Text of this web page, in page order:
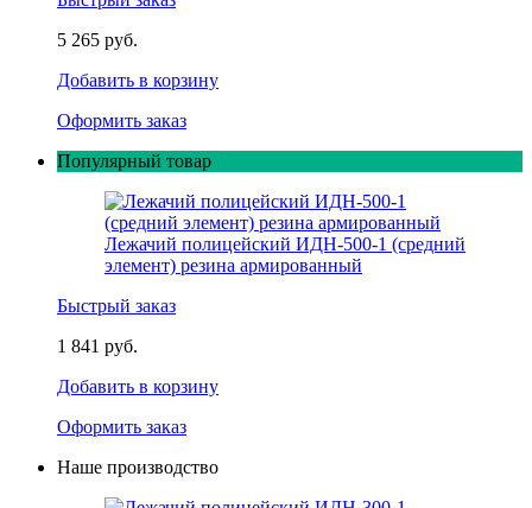
5 265 руб.
Добавить в корзину
Оформить заказ
Популярный товар
Лежачий полицейский ИДН-500-1 (средний
элемент) резина армированный
Быстрый заказ
1 841 руб.
Добавить в корзину
Оформить заказ
Наше производство